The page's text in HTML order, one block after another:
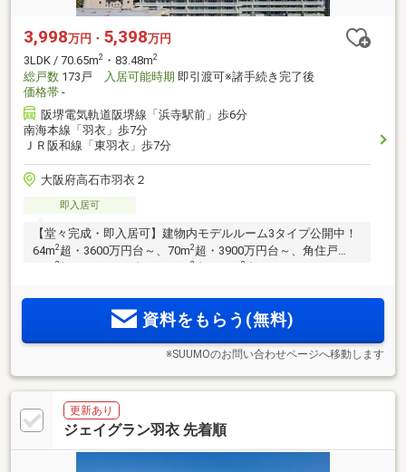
3,998万円・ 5,398万円
3LDK / 70.65m2 ・83.48m2
総戸数 173戸 入居可能時期 即引渡可※諸手続き完了後
価格帯 -
阪堺電気軌道阪堺線「浜寺駅前」歩6分
南海本線「羽衣」歩7分
ＪＲ阪和線「東羽衣」歩7分
大阪府高石市羽衣２
即入居可
【堂々完成・即入居可】建物内モデルルーム3タイプ公開中！
64m2超・3600万円台～、70m2超・3900万円台～、角住戸
2 2 2
駅・阪堺電車利用可。「なんば」駅直通16分、「本町」駅27
分、「堺筋本町」駅28分資料をもらう(無料)
※SUUMOのお問い合わせページへ移動します
更新あり
ジェイグラン羽衣 先着順